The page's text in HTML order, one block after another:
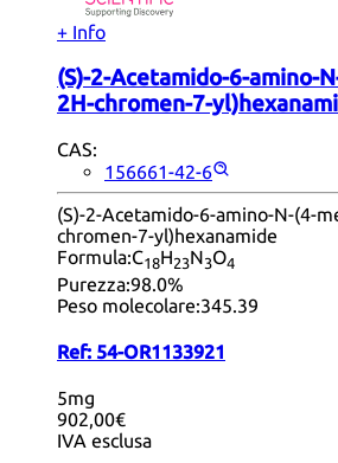
+ Info
(S)-2-Acetamido-6-amino-
2H-chromen-7-
CAS:
156661-42-6
(S)-2-Acetamido-6-amino-N-(4-
chromen-7-yl)hexanamide
Formula:C18H23N3O4
Purezza:98.0%
Peso molecolare:345.39
Ref: 54-OR1133921
5mg
902,00€
IVA esclusa